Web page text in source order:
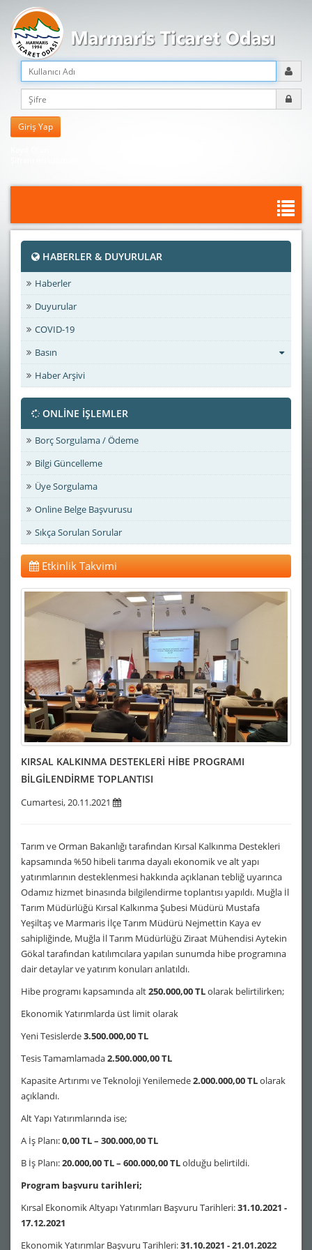
HABERLER & DUYURULAR
Haberler
Duyurular
COVID-19
Basın
Haber Arşivi
ONLİNE İŞLEMLER
Borç Sorgulama / Ödeme
Bilgi Güncelleme
Üye Sorgulama
Online Belge Başvurusu
Sıkça Sorulan Sorular
Etkinlik Takvimi
KIRSAL KALKINMA DESTEKLERİ HİBE PROGRAMI
BİLGİLENDİRME TOPLANTISI
Cumartesi, 20.11.2021
Tarım ve Orman Bakanlığı tarafından Kırsal Kalkınma Destekleri
kapsamında %50 hibeli tarıma dayalı ekonomik ve alt yapı
yatırımlarının desteklenmesi hakkında açıklanan tebliğ uyarınca
Odamız hizmet binasında bilgilendirme toplantısı yapıldı. Muğla İl
Tarım Müdürlüğü Kırsal Kalkınma Şubesi Müdürü Mustafa
Yeşiltaş ve Marmaris İlçe Tarım Müdürü Nejmettin Kaya ev
sahipliğinde, Muğla İl Tarım Müdürlüğü Ziraat Mühendisi Aytekin
Gökal tarafından katılımcılara yapılan sunumda hibe programına
dair detaylar ve yatırım konuları anlatıldı.
Hibe programı kapsamında alt250.000,00 TLolarak belirtilirken;
Ekonomik Yatırımlarda üst limit olarak
Yeni Tesislerde3.500.000,00 TL
Tesis Tamamlamada2.500.000,00 TL
Kapasite Artırımı ve Teknoloji Yenilemede2.000.000,00 TLolarak
açıklandı.
Alt Yapı Yatırımlarında ise;
A İş Planı:0,00 TL – 300.000,00 TL
B İş Planı:20.000,00 TL – 600.000,00 TLolduğu belirtildi.
Program başvuru tarihleri;
Kırsal Ekonomik Altyapı Yatırımları Başvuru Tarihleri:31.10.2021 -
17.12.2021
Ekonomik Yatırımlar Başvuru Tarihleri:31.10.2021 - 21.01.2022